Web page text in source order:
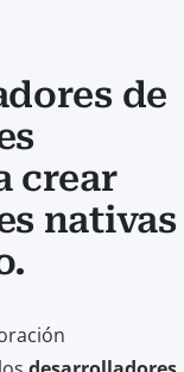
de
crear
nativas